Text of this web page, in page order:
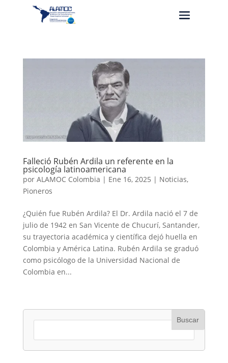
Falleció Rubén Ardila un referente en la
psicología latinoamericana
por ALAMOC Colombia | Ene 16, 2025 | Noticias,
Pioneros
¿Quién fue Rubén Ardila? El Dr. Ardila nació el 7 de
julio de 1942 en San Vicente de Chucurí, Santander,
su trayectoria académica y científica dejó huella en
Colombia y América Latina. Rubén Ardila se graduó
como psicólogo de la Universidad Nacional de
Colombia en...
Buscar